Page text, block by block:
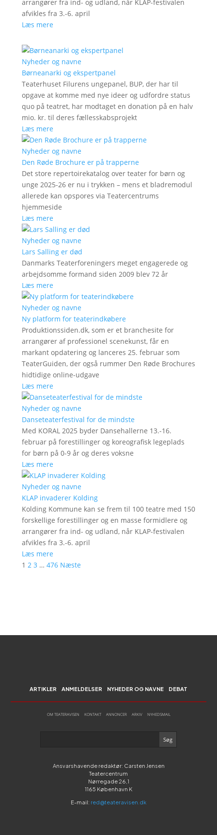
arrangører fra ind- og udland, når KLAP-festivalen
afvikles fra 3.-6. april
Læs mere
Nyheder og navne
Børneanarki og ekspertpanel
Teaterhuset Filurens ungepanel, BUP, der har til
opgave at komme med nye ideer og udfordre status
quo på teatret, har modtaget en donation på en halv
mio. kr. til deres fællesskabsprojekt
Læs mere
Nyheder og navne
Den Røde Brochure er på trapperne
Det store repertoirekatalog over teater for børn og
unge 2025-26 er nu i trykken – mens et bladremodul
allerede kan opspores via Teatercentrums
hjemmeside
Læs mere
Nyheder og navne
Lars Salling er død
Danmarks Teaterforeningers meget engagerede og
arbejdsomme formand siden 2009 blev 72 år
Læs mere
Nyheder og navne
Ny platform for teaterindkøbere
Produktionssiden.dk, som er et branchesite for
arrangører af professionel scenekunst, får en
markant opdatering og lanceres 25. februar som
TeaterGuiden, der også rummer Den Røde Brochures
hidtidige online-udgave
Læs mere
Nyheder og navne
Danseteaterfestival for de mindste
Med KORAL 2025 byder Dansehallerne 13.-16.
februar på forestillinger og koreografisk legeplads
for børn på 0-9 år og deres voksne
Læs mere
Nyheder og navne
KLAP invaderer Kolding
Kolding Kommune kan se frem til 100 teatre med 150
forskellige forestillinger og en masse formidlere og
arrangører fra ind- og udland, når KLAP-festivalen
afvikles fra 3.-6. april
Læs mere
1 2 3 … 476 Næste
ARTIKLER ANMELDELSER NYHEDER OG NAVNE DEBAT
OM TEATERAVISEN KONTAKT ANNONCER ARKIV NYHEDSMAIL
Ansvarshavende redaktør: Carsten Jensen
Teatercentrum
Nørregade 26,1
1165 København K
E-mail: red@teateravisen.dk